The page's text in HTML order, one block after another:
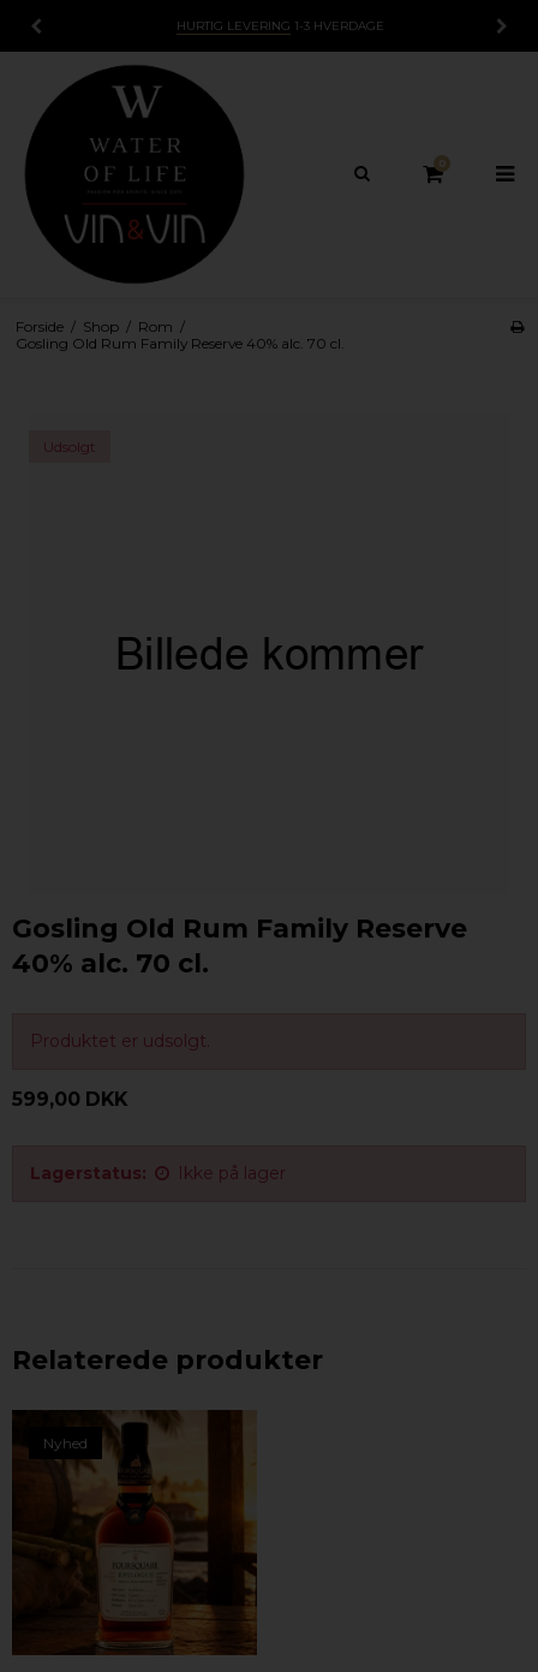
HURTIG LEVERING 1-3 HVERDAGE
0
Forside / Shop / Rom /
Gosling Old Rum Family Reserve 40% alc. 70 cl.
Udsolgt
Gosling Old Rum Family Reserve
40% alc. 70 cl.
Produktet er udsolgt.
599,00 DKK
Lagerstatus: Ikke på lager
Relaterede produkter
Nyhed